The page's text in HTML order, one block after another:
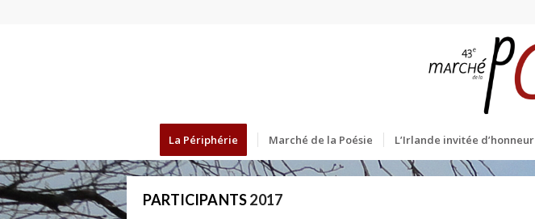
La Périphérie Marché de la Poésie L’Irlande invitée d’honneur
PARTICIPANTS2017